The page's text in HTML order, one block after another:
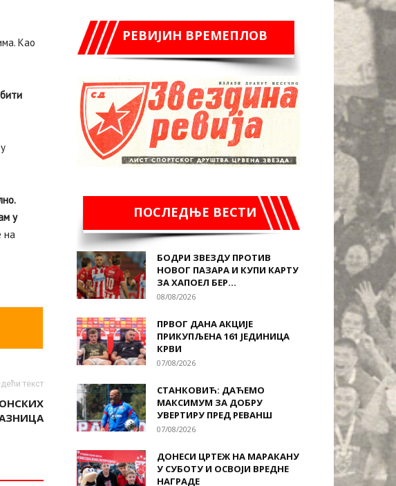
Као
у
на
текст
РЕВИЈИН ВРЕМЕПЛОВ
ПОСЛЕДЊЕ ВЕСТИ
БОДРИ ЗВЕЗДУ ПРОТИВ
НОВОГ ПАЗАРА И КУПИ КАРТУ
ЗА ХАПОЕЛ БЕР...
08/08/2026
ПРВОГ ДАНА АКЦИЈЕ
ПРИКУПЉЕНА 161 ЈЕДИНИЦА
КРВИ
07/08/2026
СТАНКОВИЋ: ДАЋЕМО
МАКСИМУМ ЗА ДОБРУ
УВЕРТИРУ ПРЕД РЕВАНШ
07/08/2026
ДОНЕСИ ЦРТЕЖ НА МАРАКАНУ
У СУБОТУ И ОСВОЈИ ВРЕДНЕ
НАГРАДЕ